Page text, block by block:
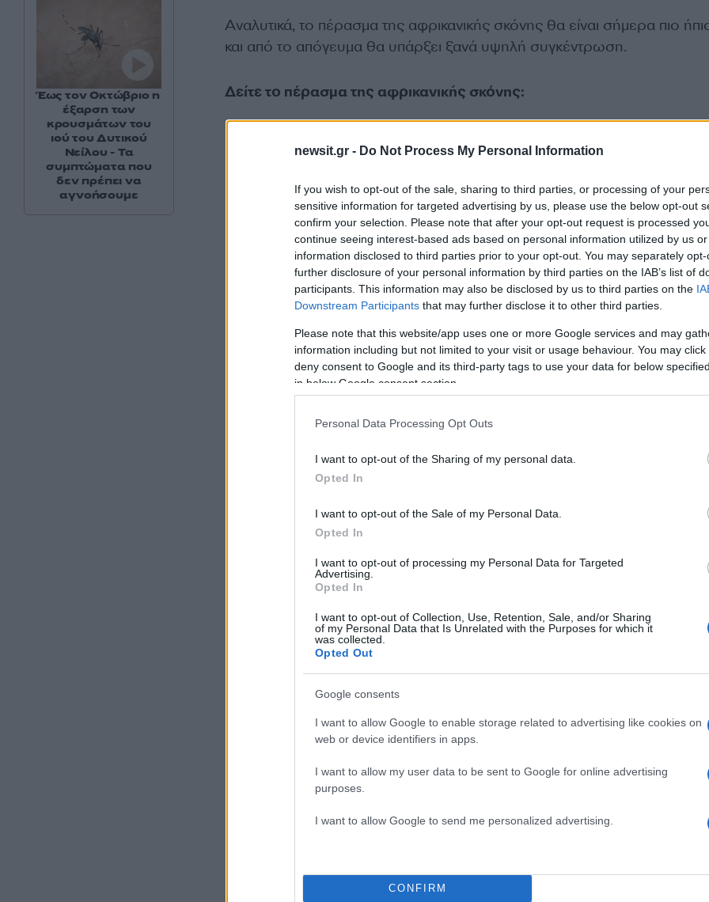
newsit.gr - Do Not Process My Personal Information
If you wish to opt-out of the sale, sharing to third parties, or processing of your
sensitive information for targeted advertising by us, please use the below opt-out
confirm your selection. Please note that after your opt-out request is processed
continue seeing interest-based ads based on personal information utilized by us
information disclosed to third parties prior to your opt-out. You may separately
further disclosure of your personal information by third parties on the IAB’s list of
participants. This information may also be disclosed by us to third parties on the
Downstream Participants that may further disclose it to other third parties.
Please note that this website/app uses one or more Google services and may
information including but not limited to your visit or usage behaviour. You may
deny consent to Google and its third-party tags to use your data for below
in below Google consent section.
Personal Data Processing Opt Outs
I want to opt-out of the Sharing of my personal data.
Opted In
I want to opt-out of the Sale of my Personal Data.
Opted In
I want to opt-out of processing my Personal Data for Targeted
Advertising.
Opted In
I want to opt-out of Collection, Use, Retention, Sale, and/or Sharing
of my Personal Data that Is Unrelated with the Purposes for which it
was collected.
Opted Out
Google consents
I want to allow Google to enable storage related to advertising like cookies on
web or device identifiers in apps.
I want to allow my user data to be sent to Google for online advertising
purposes.
I want to allow Google to send me personalized advertising.
CONFIRM
Αναλυτικά, το πέρασμα της αφρικανικής σκόνης θα είναι σήμερα πιο
και από το απόγευμα θα υπάρξει ξανά υψηλή συγκέντρωση.
Δείτε το πέρασμα της αφρικανικής σκόνης:
Η θερμοκρασία θα φτάσει σήμερα μέχρι τους 27 βαθμούς Κελσίου.
Έως τον Οκτώβριο η
έξαρση των
κρουσμάτων του
ιού του Δυτικού
Νείλου - Τα
συμπτώματα που
δεν πρέπει να
αγνοήσουμε